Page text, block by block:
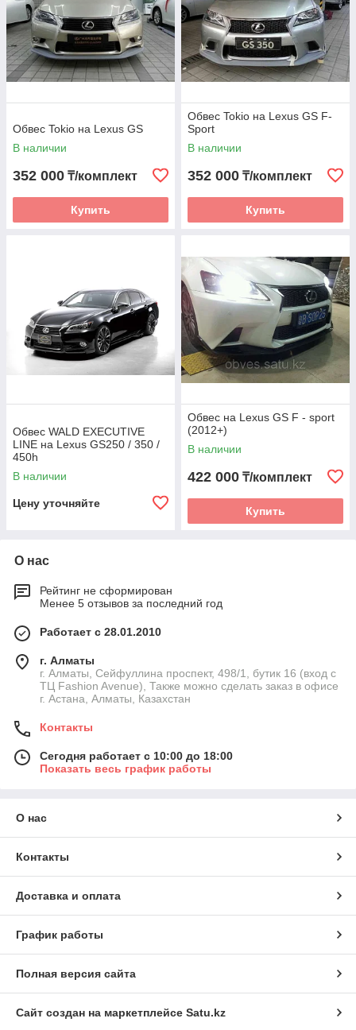
Обвес Tokio на Lexus GS
В наличии
352 000 ₸/комплект
Купить
Обвес Tokio на Lexus GS F-
Sport
В наличии
352 000 ₸/комплект
Купить
Обвес WALD EXECUTIVE
LINE на Lexus GS250 / 350 /
450h
В наличии
Цену уточняйте
Обвес на Lexus GS F - sport
(2012+)
В наличии
422 000 ₸/комплект
Купить
О нас
Рейтинг не сформирован
Менее 5 отзывов за последний год
Работает с 28.01.2010
г. Алматы
г. Алматы, Сейфуллина проспект, 498/1, бутик 16 (вход с
ТЦ Fashion Avenue), Также можно сделать заказ в офисе
г. Астана, Алматы, Казахстан
Контакты
Сегодня работает с 10:00 до 18:00
Показать весь график работы
О нас
Контакты
Доставка и оплата
График работы
Полная версия сайта
Сайт создан на маркетплейсе Satu.kz